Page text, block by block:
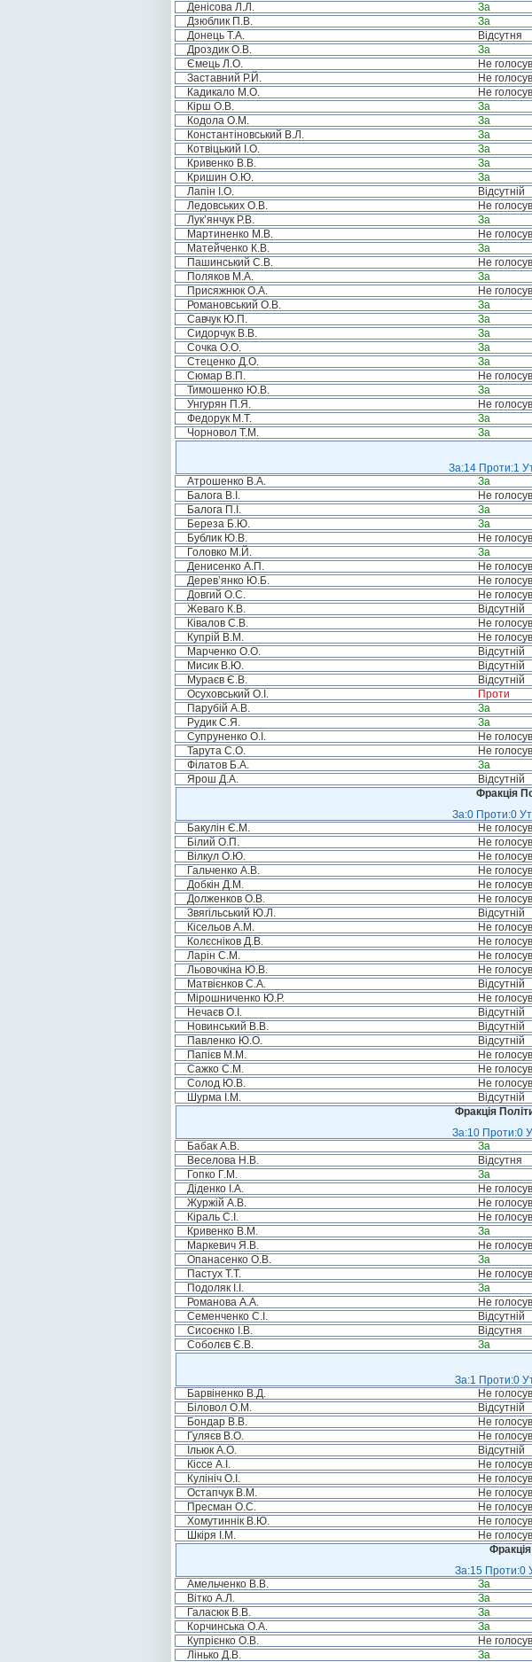
Денісова Л.Л.
За
Дзюблик П.В.
За
Донець Т.А.
Відсутня
Дроздик О.В.
За
Ємець Л.О.
Не
Заставний Р.Й.
Не
Кадикало М.О.
Не
Кірш О.В.
За
Кодола О.М.
За
Константіновський В.Л.
За
Котвіцький І.О.
За
Кривенко В.В.
За
Кришин О.Ю.
За
Лапін І.О.
Відсутній
Ледовських О.В.
Не
Лук’янчук Р.В.
За
Мартиненко М.В.
Не
Матейченко К.В.
За
Пашинський С.В.
Не
Поляков М.А.
За
Присяжнюк О.А.
Не
Романовський О.В.
За
Савчук Ю.П.
За
Сидорчук В.В.
За
Сочка О.О.
За
Стеценко Д.О.
За
Сюмар В.П.
Не
Тимошенко Ю.В.
За
Унгурян П.Я.
Не
Федорук М.Т.
За
Чорновол Т.М.
За
За:14 Проти:1
Атрошенко В.А.
За
Балога В.І.
Не
Балога П.І.
За
Береза Б.Ю.
За
Бублик Ю.В.
Не
Головко М.Й.
За
Денисенко А.П.
Не
Дерев’янко Ю.Б.
Не
Довгий О.С.
Не
Жеваго К.В.
Відсутній
Ківалов С.В.
Не
Купрій В.М.
Не
Марченко О.О.
Відсутній
Мисик В.Ю.
Відсутній
Мураєв Є.В.
Відсутній
Осуховський О.І.
Проти
Парубій А.В.
За
Рудик С.Я.
За
Супруненко О.І.
Не
Тарута С.О.
Не
Філатов Б.А.
За
Ярош Д.А.
Відсутній
Фракція
За:0 Проти:0
Бакулін Є.М.
Не
Білий О.П.
Не
Вілкул О.Ю.
Не
Гальченко А.В.
Не
Добкін Д.М.
Не
Долженков О.В.
Не
Звягільський Ю.Л.
Відсутній
Кісельов А.М.
Не
Колєсніков Д.В.
Не
Ларін С.М.
Не
Льовочкіна Ю.В.
Не
Матвієнков С.А.
Відсутній
Мірошниченко Ю.Р.
Не
Нечаєв О.І.
Відсутній
Новинський В.В.
Відсутній
Павленко Ю.О.
Відсутній
Папієв М.М.
Не
Сажко С.М.
Не
Солод Ю.В.
Не
Шурма І.М.
Відсутній
Фракція
За:10 Проти:0
Бабак А.В.
За
Веселова Н.В.
Відсутня
Гопко Г.М.
За
Діденко І.А.
Не
Журжій А.В.
Не
Кіраль С.І.
Не
Кривенко В.М.
За
Маркевич Я.В.
Не
Опанасенко О.В.
За
Пастух Т.Т.
Не
Подоляк І.І.
За
Романова А.А.
Не
Семенченко С.І.
Відсутній
Сисоєнко І.В.
Відсутня
Соболєв Є.В.
За
За:1 Проти:0
Барвіненко В.Д.
Не
Біловол О.М.
Відсутній
Бондар В.В.
Не
Гуляєв В.О.
Не
Ільюк А.О.
Відсутній
Кіссе А.І.
Не
Кулініч О.І.
Не
Остапчук В.М.
Не
Пресман О.С.
Не
Хомутиннік В.Ю.
Не
Шкіря І.М.
Не
За:15 Проти:0
Амельченко В.В.
За
Вітко А.Л.
За
Галасюк В.В.
За
Корчинська О.А.
За
Купрієнко О.В.
Не
Лінько Д.В.
За